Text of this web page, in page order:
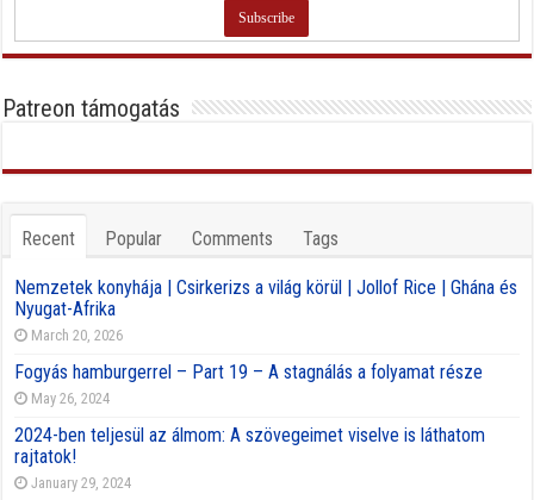
Patreon támogatás
Recent Popular Comments Tags
Nemzetek konyhája | Csirkerizs a világ körül | Jollof Rice | Ghána és
Nyugat-Afrika
March 20, 2026
Fogyás hamburgerrel – Part 19 – A stagnálás a folyamat része
May 26, 2024
2024-ben teljesül az álmom: A szövegeimet viselve is láthatom
rajtatok!
January 29, 2024